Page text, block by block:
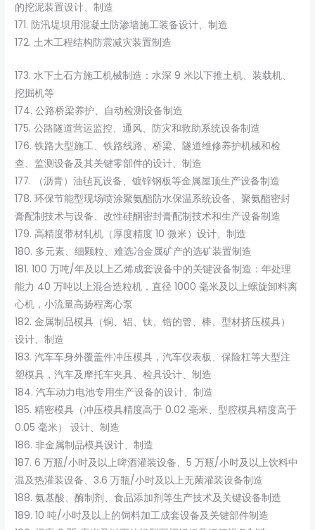
的挖泥装置设计、制造
171. 防汛堤坝用混凝土防渗墙施工装备设计、制造
172. 土木工程结构防震减灾装置制造
173. 水下土石方施工机械制造：水深 9 米以下推土机、装载机、
挖掘机等
174. 公路桥梁养护、自动检测设备制造
175. 公路隧道营运监控、通风、防灾和救助系统设备制造
176. 铁路大型施工、铁路线路、桥梁、隧道维修养护机械和检
查、监测设备及其关键零部件的设计、制造
177. （沥青）油毡瓦设备、镀锌钢板等金属屋顶生产设备制造
178. 环保节能型现场喷涂聚氨酯防水保温系统设备、聚氨酯密封
膏配制技术与设备、改性硅酮密封膏配制技术和生产设备制造
179. 高精度带材轧机（厚度精度 10 微米）设计、制造
180. 多元素、细颗粒、难选冶金属矿产的选矿装置制造
181. 100 万吨/年及以上乙烯成套设备中的关键设备制造：年处理
能力 40 万吨以上混合造粒机，直径 1000 毫米及以上螺旋卸料离
心机，小流量高扬程离心泵
182. 金属制品模具（铜、铝、钛、锆的管、棒、型材挤压模具）
设计、制造
183. 汽车车身外覆盖件冲压模具，汽车仪表板、保险杠等大型注
塑模具，汽车及摩托车夹具、检具设计、制造
184. 汽车动力电池专用生产设备的设计、制造
185. 精密模具（冲压模具精度高于 0.02 毫米、型腔模具精度高于
0.05 毫米） 设计、制造
186. 非金属制品模具设计、制造
187. 6 万瓶/小时及以上啤酒灌装设备、5 万瓶/小时及以上饮料中
温及热灌装设备、3.6 万瓶/小时及以上无菌灌装设备制造
188. 氨基酸、酶制剂、食品添加剂等生产技术及关键设备制造
189. 10 吨/小时及以上的饲料加工成套设备及关键部件制造